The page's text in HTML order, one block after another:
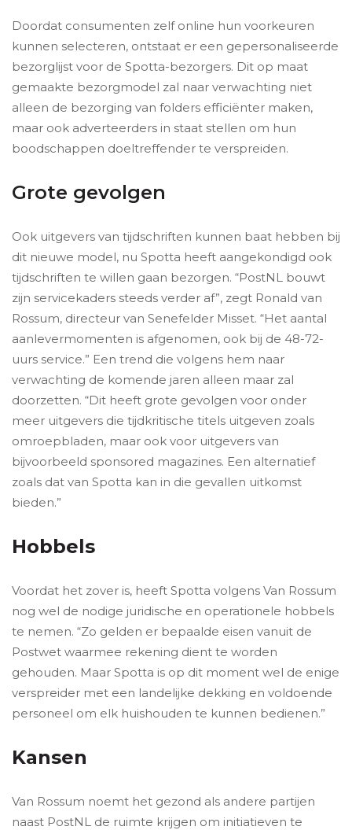
Doordat consumenten zelf online hun voorkeuren
kunnen selecteren, ontstaat er een gepersonaliseerde
bezorglijst voor de Spotta-bezorgers. Dit op maat
gemaakte bezorgmodel zal naar verwachting niet
alleen de bezorging van folders efficiënter maken,
maar ook adverteerders in staat stellen om hun
boodschappen doeltreffender te verspreiden.
Grote gevolgen
Ook uitgevers van tijdschriften kunnen baat hebben bij
dit nieuwe model, nu Spotta heeft aangekondigd ook
tijdschriften te willen gaan bezorgen. “PostNL bouwt
zijn servicekaders steeds verder af”, zegt Ronald van
Rossum, directeur van Senefelder Misset. “Het aantal
aanlevermomenten is afgenomen, ook bij de 48-72-
uurs service.” Een trend die volgens hem naar
verwachting de komende jaren alleen maar zal
doorzetten. “Dit heeft grote gevolgen voor onder
meer uitgevers die tijdkritische titels uitgeven zoals
omroepbladen, maar ook voor uitgevers van
bijvoorbeeld sponsored magazines. Een alternatief
zoals dat van Spotta kan in die gevallen uitkomst
bieden.”
Hobbels
Voordat het zover is, heeft Spotta volgens Van Rossum
nog wel de nodige juridische en operationele hobbels
te nemen. “Zo gelden er bepaalde eisen vanuit de
Postwet waarmee rekening dient te worden
gehouden. Maar Spotta is op dit moment wel de enige
verspreider met een landelijke dekking en voldoende
personeel om elk huishouden te kunnen bedienen.”
Kansen
Van Rossum noemt het gezond als andere partijen
naast PostNL de ruimte krijgen om initiatieven te